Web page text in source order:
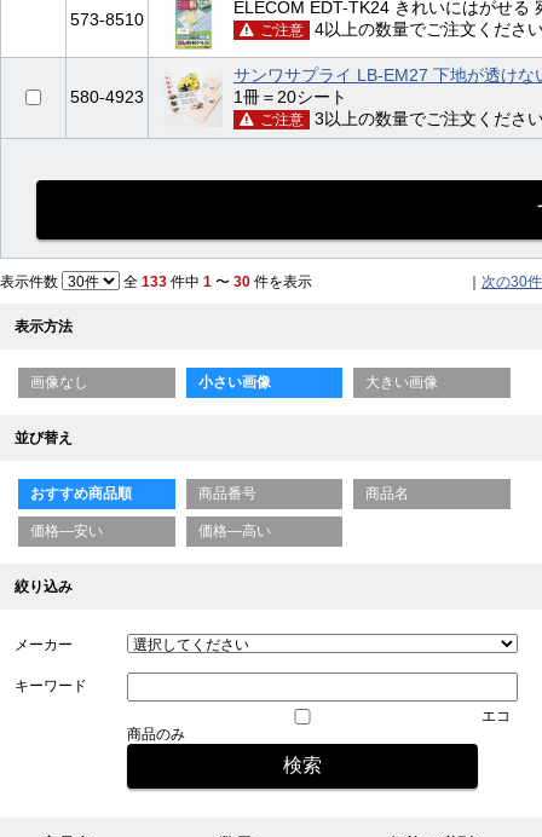
573-8510
ELECOM EDT-TK24 きれいにはがせる
ご注意 4以上の数量でご注文くださ
580-4923
サンワサプライ LB-EM27 下地が透け
1冊＝20シート
ご注意 3以上の数量でご注文くださ
表示件数 全 133 件中 1 〜 30 件を表示 次の30件
表示方法
画像なし 小さい画像 大きい画像
並び替え
おすすめ商品順 商品番号 商品名
価格—安い 価格—高い
絞り込み
メーカー
キーワード
エコ
商品のみ